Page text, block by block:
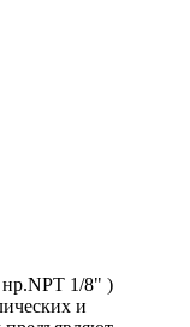
1/8" )
и